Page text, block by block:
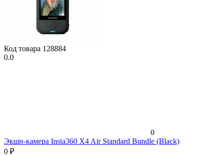
Код товара 128884
0.0
0
Экшн-камера Insta360 X4 Air Standard Bundle (Black)
0 ₽